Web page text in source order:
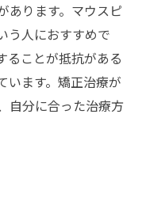
あります。マウスピ
う人におすすめで
ることが抵抗がある
います。矯正治療が
自分に合った治療方